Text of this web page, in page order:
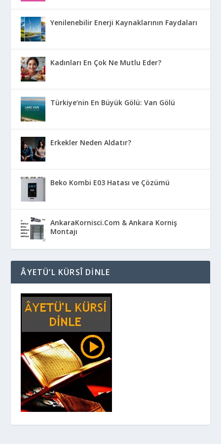
Yenilenebilir Enerji Kaynaklarının Faydaları
Kadınları En Çok Ne Mutlu Eder?
Türkiye’nin En Büyük Gölü: Van Gölü
Erkekler Neden Aldatır?
Beko Kombi E03 Hatası ve Çözümü
AnkaraKornisci.Com & Ankara Korniş
Montajı
ÂYETÜ’L KÜRSÎ DINLE